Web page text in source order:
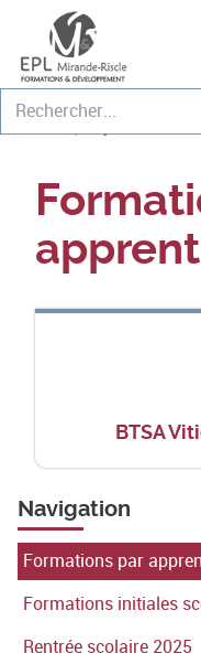
BTSA
Navigation
Formations par
Formations initiales
Rentrée scolaire 2025